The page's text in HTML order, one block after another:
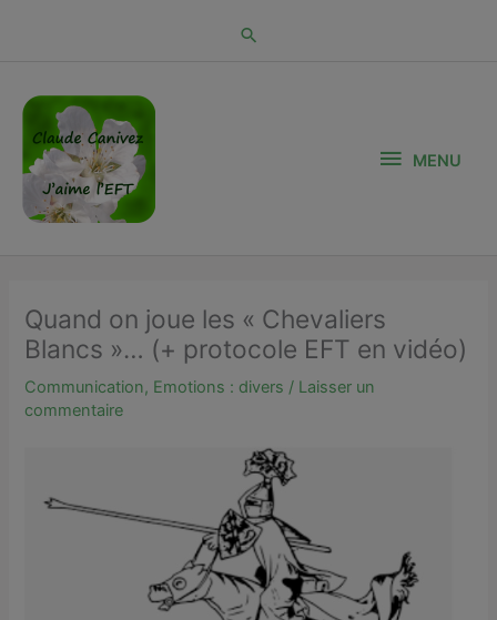
MENU
Quand on joue les « Chevaliers
Blancs »… (+ protocole EFT en vidéo)
Communication, Emotions : divers / Laisser un
commentaire